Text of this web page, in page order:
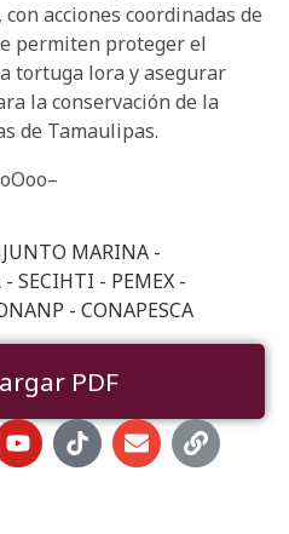
acciones coordinadas de
permiten proteger el
tortuga lora y asegurar
la conservación de la
de Tamaulipas.
MARINA -
SECIHTI - PEMEX -
- CONAPESCA
PDF